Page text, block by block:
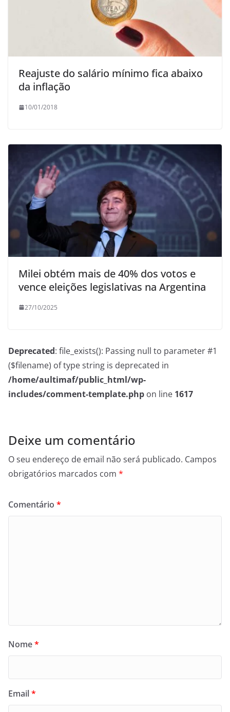
Reajuste do salário mínimo fica abaixo
da inflação
10/01/2018
Milei obtém mais de 40% dos votos e
vence eleições legislativas na Argentina
27/10/2025
Deprecated: file_exists(): Passing null to parameter #1
($filename) of type string is deprecated in
/home/aultimaf/public_html/wp-
includes/comment-template.php on line 1617
Deixe um comentário
O seu endereço de email não será publicado. Campos
obrigatórios marcados com *
Comentário *
Nome*
Email*